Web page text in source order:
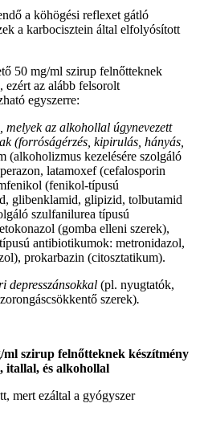
köhögési reflexet gátló
a karbocisztein által elfolyósított
mg/ml szirup felnőtteknek
, ezért az alább felsorolt
egyszerre:
melyek az alkohollal úgynevezett
(forróságérzés, kipirulás, hányás,
(alkoholizmus kezelésére szolgáló
latamoxef (cefalosporin
(fenikol-típusú
glibenklamid, glipizid, tolbutamid
szulfanilurea típusú
(gomba elleni szerek),
antibiotikumok: metronidazol,
prokarbazin (citosztatikum).
depresszánsokkal (pl. nyugtatók,
szerek).
szirup felnőtteknek készítmény
itallal, és alkohollal
mert ezáltal a gyógyszer